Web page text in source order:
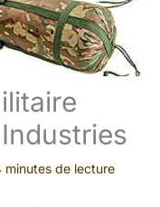
minutes de lecture